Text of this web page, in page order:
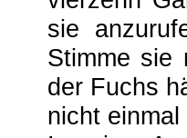
sie
Stimme sie
der Fuchs
nicht